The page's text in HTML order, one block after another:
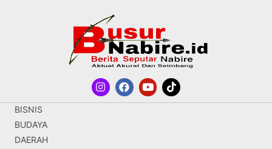
BISNIS
BUDAYA
DAERAH